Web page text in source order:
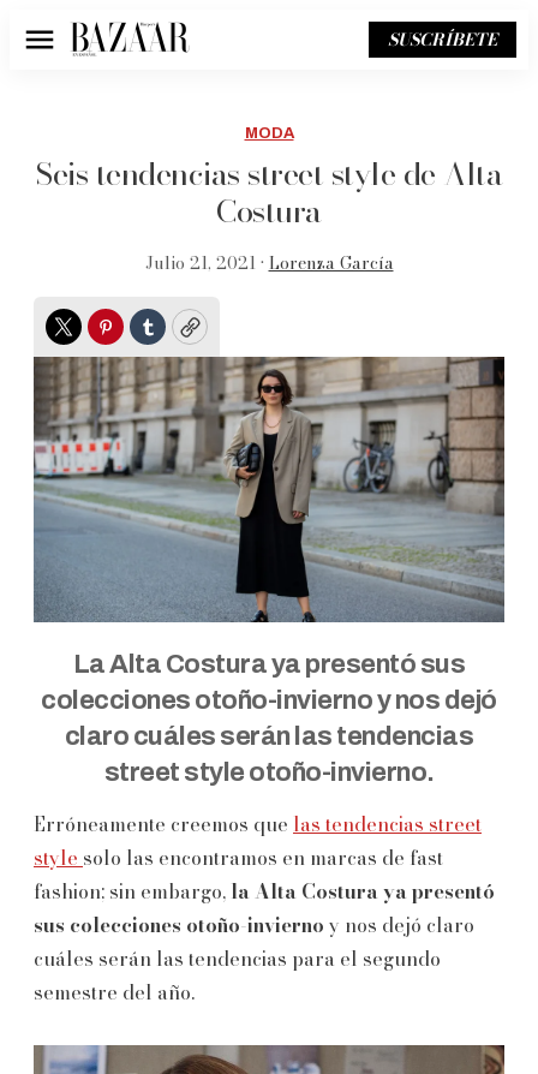
Menú SUSCRÍBETE
MODA
Seis tendencias street style de Alta
Costura
Julio 21, 2021 • Lorenza García
TwitterPinterest
TumblrCopy
La Alta Costura ya presentó sus
colecciones otoño-invierno y nos dejó
claro cuáles serán las tendencias
street style otoño-invierno.
Erróneamente creemos que las tendencias street
style solo las encontramos en marcas de fast
fashion; sin embargo, la Alta Costura ya presentó
sus colecciones otoño-invierno y nos dejó claro
cuáles serán las tendencias para el segundo
semestre del año.